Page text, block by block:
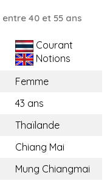
40 et 55 ans
Courant
Notions
Femme
43 ans
Thaïlande
Chiang Mai
Mung Chiangmai